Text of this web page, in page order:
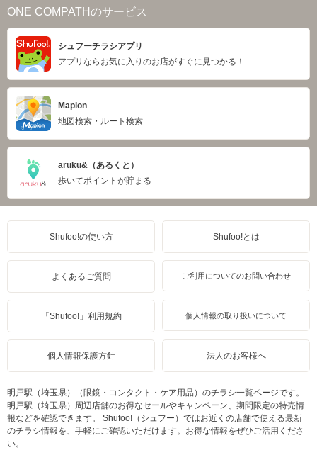
ONE COMPATHのサービス
シュフーチラシアプリ
アプリならお気に入りのお店がすぐに見つかる！
Mapion
地図検索・ルート検索
aruku&（あるくと）
歩いてポイントが貯まる
Shufoo!の使い方 Shufoo!とは
よくあるご質問 ご利用についてのお問い合わせ
「Shufoo!」利用規約 個人情報の取り扱いについて
個人情報保護方針 法人のお客様へ
明戸駅（埼玉県）（眼鏡・コンタクト・ケア用品）のチラシ一覧ページです。
明戸駅（埼玉県）周辺店舗のお得なセールやキャンペーン、期間限定の特売情
報などを確認できます。 Shufoo!（シュフー）ではお近くの店舗で使える最新
のチラシ情報を、手軽にご確認いただけます。お得な情報をぜひご活用くださ
い。